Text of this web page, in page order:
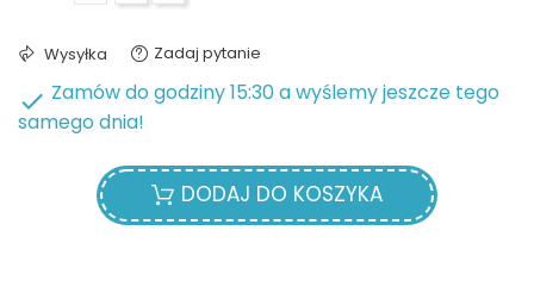
Wysyłka Zadaj pytanie
 Zamów do godziny 15:30 a wyślemy jeszcze tego
samego dnia!
DODAJ DO KOSZYKA